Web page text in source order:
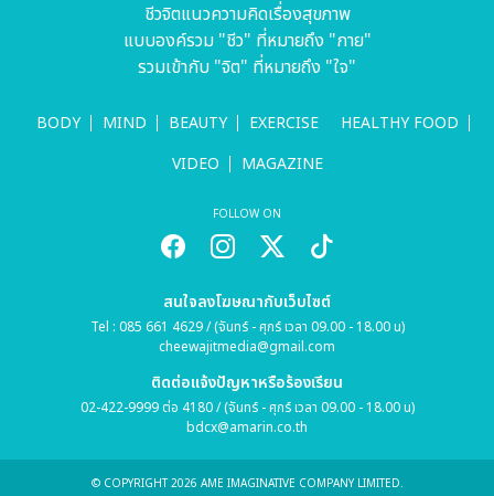
ชีวจิตแนวความคิดเรื่องสุขภาพ
แบบองค์รวม "ชีว" ที่หมายถึง "กาย"
รวมเข้ากับ "จิต" ที่หมายถึง "ใจ"
BODY MIND BEAUTY EXERCISE
HEALTHY FOOD
VIDEO
MAGAZINE
FOLLOW ON
สนใจลงโฆษณากับเว็บไซต์
Tel : 085 661 4629 / (จันทร์ - ศุกร์ เวลา 09.00 - 18.00 น)
cheewajitmedia@gmail.com
ติดต่อแจ้งปัญหาหรือร้องเรียน
02-422-9999 ต่อ 4180 / (จันทร์ - ศุกร์ เวลา 09.00 - 18.00 น)
bdcx@amarin.co.th
© COPYRIGHT 2026 AME IMAGINATIVE COMPANY LIMITED.